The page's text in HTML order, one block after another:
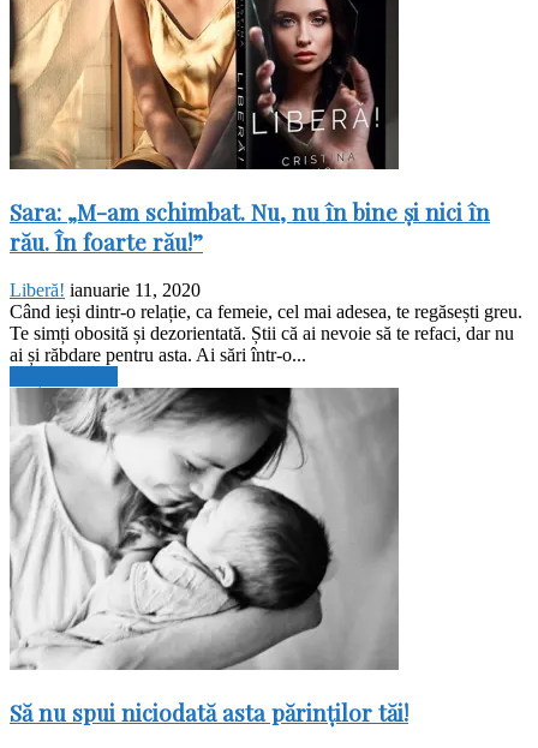
Sara: „M-am schimbat. Nu, nu în bine și nici în
rău. În foarte rău!”
Liberă! ianuarie 11, 2020
Când ieși dintr-o relație, ca femeie, cel mai adesea, te regăsești greu.
Te simți obosită și dezorientată. Știi că ai nevoie să te refaci, dar nu
ai și răbdare pentru asta. Ai sări într-o...
Să nu spui niciodată asta părinților tăi!